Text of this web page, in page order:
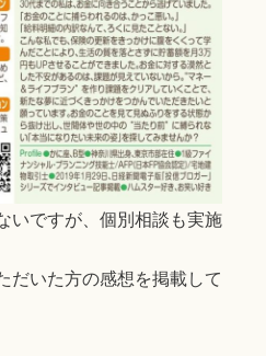
いですが、個別相談も実施
だいた方の感想を掲載して